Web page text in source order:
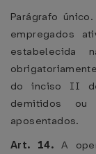
Parágrafo
empregados
estabelecida
do inciso II
demitidos
aposentados.
Art. 14. A